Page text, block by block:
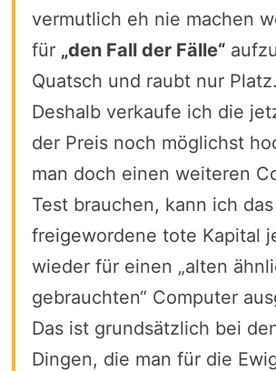
vermutlich eh nie machen
für „den Fall der Fälle“
Quatsch und raubt nur Platz.
Deshalb verkaufe ich die
der Preis noch möglichst
man doch einen weiteren
Test brauchen, kann ich das
freigewordene tote Kapital
wieder für einen „alten
gebrauchten“ Computer
Das ist grundsätzlich bei
Dingen, die man für die